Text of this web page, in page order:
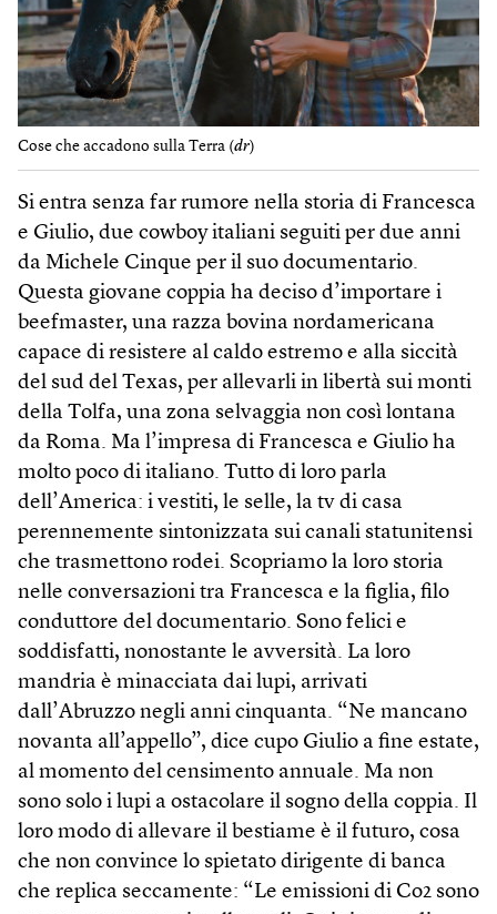
Cose che accadono sulla Terra (dr)
Si entra senza far rumore nella storia di Francesca
e Giulio, due cowboy italiani seguiti per due anni
da Michele Cinque per il suo documentario.
Questa giovane coppia ha deciso d’importare i
beefmaster, una razza bovina nordamericana
capace di resistere al caldo estremo e alla siccità
del sud del Texas, per allevarli in libertà sui monti
della Tolfa, una zona selvaggia non così lontana
da Roma. Ma l’impresa di Francesca e Giulio ha
molto poco di italiano. Tutto di loro parla
dell’America: i vestiti, le selle, la tv di casa
perennemente sintonizzata sui canali statunitensi
che trasmettono rodei. Scopriamo la loro storia
nelle conversazioni tra Francesca e la figlia, filo
conduttore del documentario. Sono felici e
soddisfatti, nonostante le avversità. La loro
mandria è minacciata dai lupi, arrivati
dall’Abruzzo negli anni cinquanta. “Ne mancano
novanta all’appello”, dice cupo Giulio a fine estate,
al momento del censimento annuale. Ma non
sono solo i lupi a ostacolare il sogno della coppia. Il
loro modo di allevare il bestiame è il futuro, cosa
che non convince lo spietato dirigente di banca
che replica seccamente: “Le emissioni di Co2 sono